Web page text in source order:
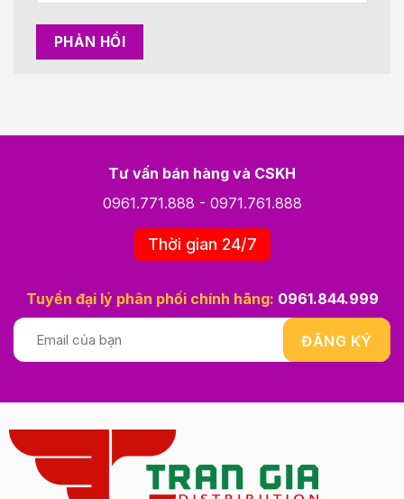
Tư vấn bán hàng và CSKH
0961.771.888 - 0971.761.888
Thời gian 24/7
Tuyển đại lý phân phối chính hãng: 0961.844.999